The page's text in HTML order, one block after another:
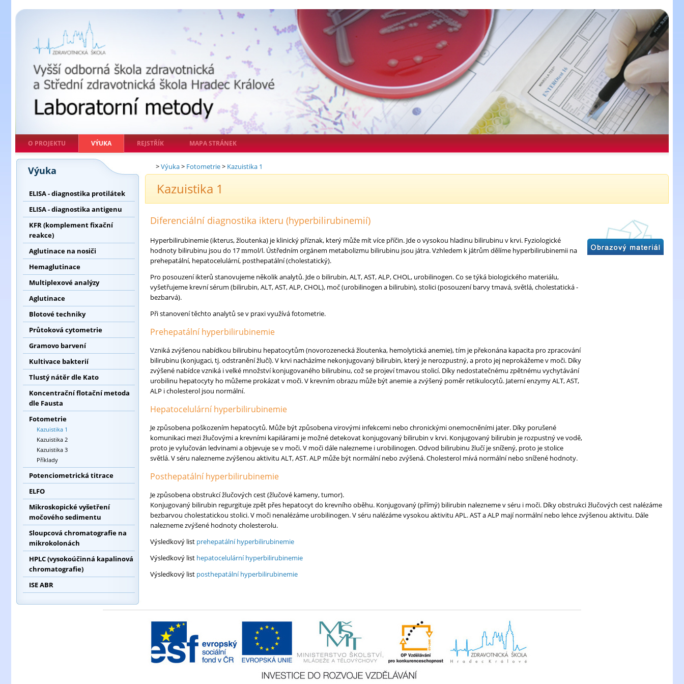
O PROJEKTU VÝUKA REJSTŘÍK MAPA STRÁNEK
Výuka
ELISA - diagnostika protilátek
ELISA - diagnostika antigenu
KFR (komplement fixační
reakce)
Aglutinace na nosiči
Hemaglutinace
Multiplexové analýzy
Aglutinace
Blotové techniky
Průtoková cytometrie
Gramovo barvení
Kultivace bakterií
Tlustý nátěr dle Kato
Koncentrační flotační metoda
dle Fausta
Fotometrie
Kazuistika 1
Kazuistika 2
Kazuistika 3
Příklady
Potenciometrická titrace
ELFO
Mikroskopické vyšetření
močového sedimentu
Sloupcová chromatografie na
mikrokolonách
HPLC (vysokoúčinná kapalinová
chromatografie)
ISE ABR
>Výuka> Fotometrie> Kazuistika 1
Kazuistika 1
Diferenciální diagnostika ikteru (hyperbilirubinemií)
Hyperbilirubinemie (ikterus, žloutenka) je klinický příznak, který může mít více příčin. Jde o vysokou hladinu bilirubinu v krvi. Fyziologické
hodnoty bilirubinu jsou do 17mmol/l. Ústředním orgánem metabolizmu bilirubinu jsou játra. Vzhledem k játrům dělíme hyperbilirubinemii na
prehepatální, hepatocelulární, posthepatální (cholestatický).
Pro posouzení ikterů stanovujeme několik analytů. Jde o bilirubin, ALT, AST, ALP, CHOL, urobilinogen. Co se týká biologického materiálu,
vyšetřujeme krevní sérum (bilirubin, ALT, AST, ALP, CHOL), moč (urobilinogen a bilirubin), stolici (posouzení barvy tmavá, světlá, cholestatická -
bezbarvá).
Při stanovení těchto analytů se v praxi využívá fotometrie.
Prehepatální hyperbilirubinemie
Vzniká zvýšenou nabídkou bilirubinu hepatocytům (novorozenecká žloutenka, hemolytická anemie), tím je překonána kapacita pro zpracování
bilirubinu (konjugaci, tj. odstranění žlučí). V krvi nacházíme nekonjugovaný bilirubin, který je nerozpustný, a proto jej neprokážeme v moči. Díky
zvýšené nabídce vzniká i velké množství konjugovaného bilirubinu, což se projeví tmavou stolicí. Díky nedostatečnému zpětnému vychytávání
urobilinu hepatocyty ho můžeme prokázat v moči. V krevním obrazu může být anemie a zvýšený poměr retikulocytů. Jaterní enzymy ALT, AST,
ALP i cholesterol jsou normální.
Hepatocelulární hyperbilirubinemie
Je způsobena poškozením hepatocytů. Může být způsobena virovými infekcemi nebo chronickými onemocněními jater. Díky porušené
komunikaci mezi žlučovými a krevními kapilárami je možné detekovat konjugovaný bilirubin v krvi. Konjugovaný bilirubin je rozpustný ve vodě,
proto je vylučován ledvinami a objevuje se v moči. V moči dále nalezneme i urobilinogen. Odvod bilirubinu žlučí je snížený, proto je stolice
světlá. V séru nalezneme zvýšenou aktivitu ALT, AST. ALP může být normální nebo zvýšená. Cholesterol mívá normální nebo snížené hodnoty.
Posthepatální hyperbilirubinemie
Je způsobena obstrukcí žlučových cest (žlučové kameny, tumor).
Konjugovaný bilirubin regurgituje zpět přes hepatocyt do krevního oběhu. Konjugovaný (přímý) bilirubin nalezneme v séru i moči. Díky obstrukci žlučových cest nalézáme
bezbarvou cholestatickou stolici. V moči nenalézáme urobilinogen. V séru nalézáme vysokou aktivitu APL. AST a ALP mají normální nebo lehce zvýšenou aktivitu. Dále
nalezneme zvýšené hodnoty cholesterolu.
Výsledkový list prehepatální hyperbilirubinemie
Výsledkový list hepatocelulární hyperbilirubinemie
Výsledkový list posthepatální hyperbilirubinemie